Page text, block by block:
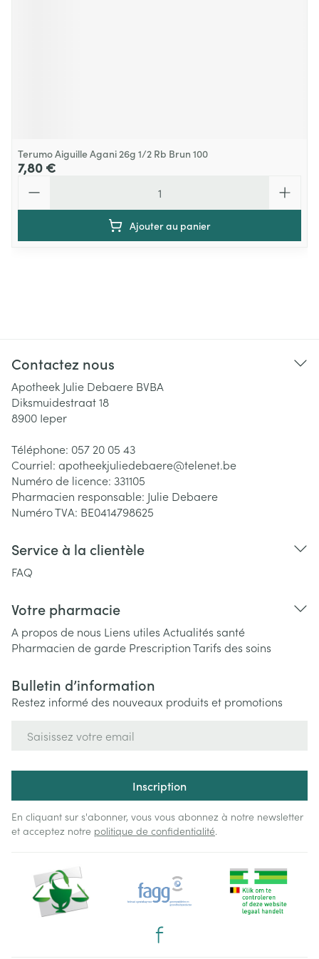
Terumo Aiguille Agani 26g 1/2 Rb Brun 100
7,80 €
Ajouter au panier
Contactez nous
Apotheek Julie Debaere BVBA
Diksmuidestraat 18
8900 Ieper
Téléphone: 057 20 05 43
Courriel: apotheekjuliedebaere@telenet.be
Numéro de licence: 331105
Pharmacien responsable: Julie Debaere
Numéro TVA: BE0414798625
Service à la clientèle
FAQ
Votre pharmacie
A propos de nous Liens utiles Actualités santé
Pharmacien de garde PrescriptionTarifs des soins
Bulletin d’information
Restez informé des nouveaux produits et promotions
Inscription
En cliquant sur s'abonner, vous vous abonnez à notre newsletter
et acceptez notre politique de confidentialité.